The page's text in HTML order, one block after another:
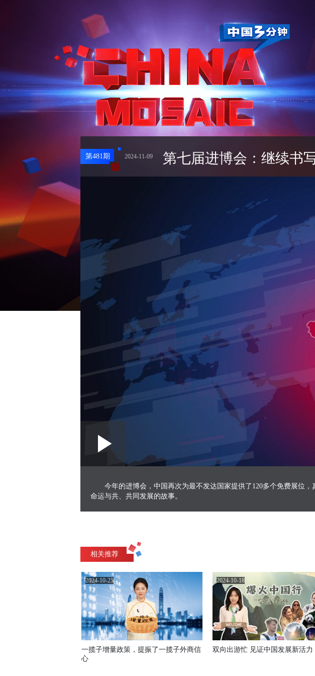
第481期 2024-11-09 第七届进博会：继续书
Play
今年的进博会，中国再次为最不发达国家提供了120多个免费展位
命运与共、共同发展的故事。
相关推荐
2024-10-25
一揽子增量政策，提振了一揽子外商信
心
2024-10-18
双向出游忙 见证中国发展新活力